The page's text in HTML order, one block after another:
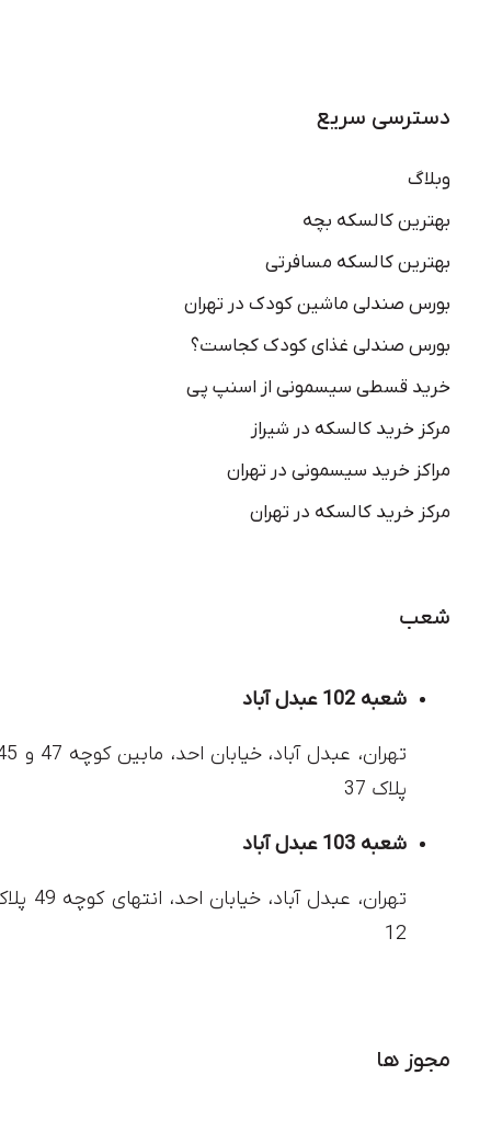
دسترسی سریع
وبلاگ
بهترین کالسکه بچه
بهترین کالسکه مسافرتی
بورس صندلی ماشین کودک در تهران
بورس صندلی غذای کودک کجاست؟
خرید قسطی سیسمونی از اسنپ پی
مرکز خرید کالسکه در شیراز
مراکز خرید سیسمونی در تهران
مرکز خرید کالسکه در تهران
شعب
شعبه 102 عبدل آباد
پلاک 37
شعبه 103 عبدل آباد
تهران، عبدل آباد، خیابان احد،
12
مجوز ها